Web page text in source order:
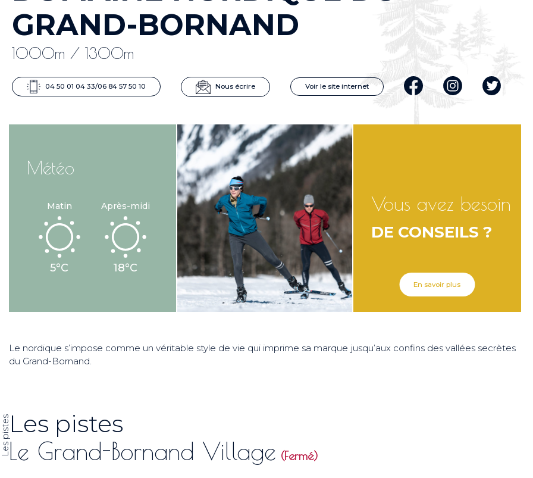
GRAND-BORNAND
1000m / 1300m
04 50 01 04 33/06 84 57 50 10 Nous écrire Voir le site internet
Météo
Matin
5°C
Après-midi
18°C
Vous avez besoin
DE CONSEILS ?
En savoir plus
Le nordique s’impose comme un véritable style de vie qui imprime sa marque jusqu’aux confins des vallées secrètes
du Grand-Bornand.
Les pistesLes pistes
Le Grand-Bornand Village (Fermé)